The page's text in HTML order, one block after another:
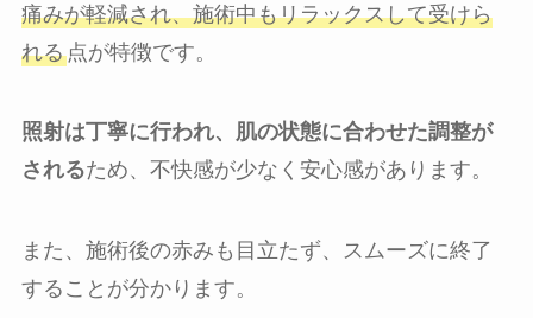
痛みが軽減され、施術中もリラックスして受けら
れる点が特徴です。
照射は丁寧に行われ、肌の状態に合わせた調整が
されるため、不快感が少なく安心感があります。
また、施術後の赤みも目立たず、スムーズに終了
することが分かります。